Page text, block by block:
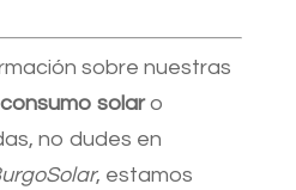
sobre nuestras
solaro
no dudes en
, estamos